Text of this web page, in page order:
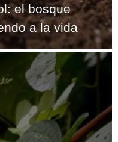
el bosque
a la vida